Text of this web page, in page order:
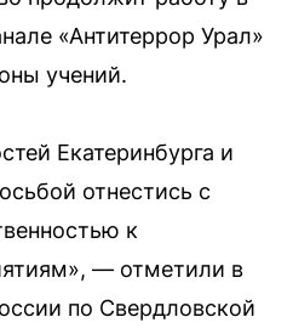
«Антитеррор Урал»
учений.
Екатеринбурга и
отнестись с
к
— отметили в
по Свердловской